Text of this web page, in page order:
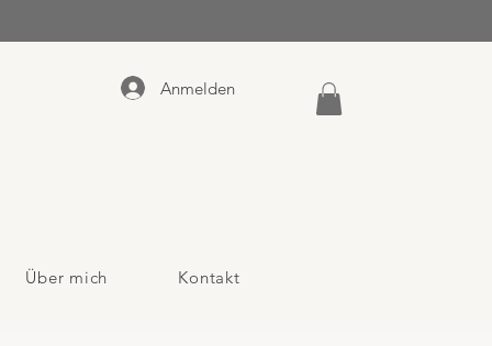
Anmelden
Über mich Kontakt